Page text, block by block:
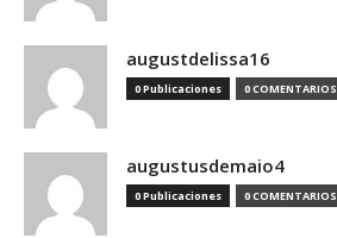
augustdelissa16
0 Publicaciones 0 COMENTARIOS
augustusdemaio4
0 Publicaciones 0 COMENTARIOS